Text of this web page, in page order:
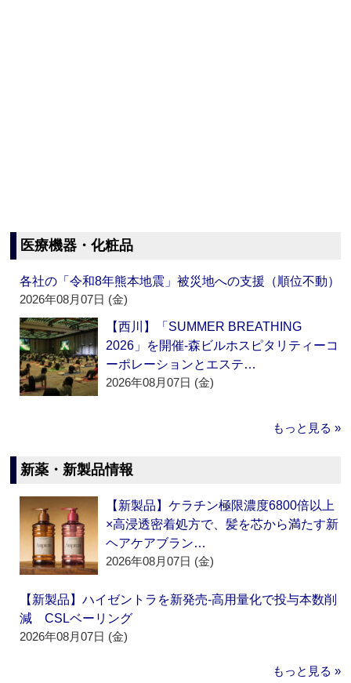
医療機器・化粧品
各社の「令和8年熊本地震」被災地への支援（順位不動）
2026年08月07日 (金)
【西川】「SUMMER BREATHING
2026」を開催‐森ビルホスピタリティーコ
ーポレーションとエステ…
2026年08月07日 (金)
もっと見る »
新薬・新製品情報
【新製品】ケラチン極限濃度6800倍以上
×高浸透密着処方で、髪を芯から満たす新
ヘアケアブラン…
2026年08月07日 (金)
【新製品】ハイゼントラを新発売‐高用量化で投与本数削
減 CSLベーリング
2026年08月07日 (金)
もっと見る »